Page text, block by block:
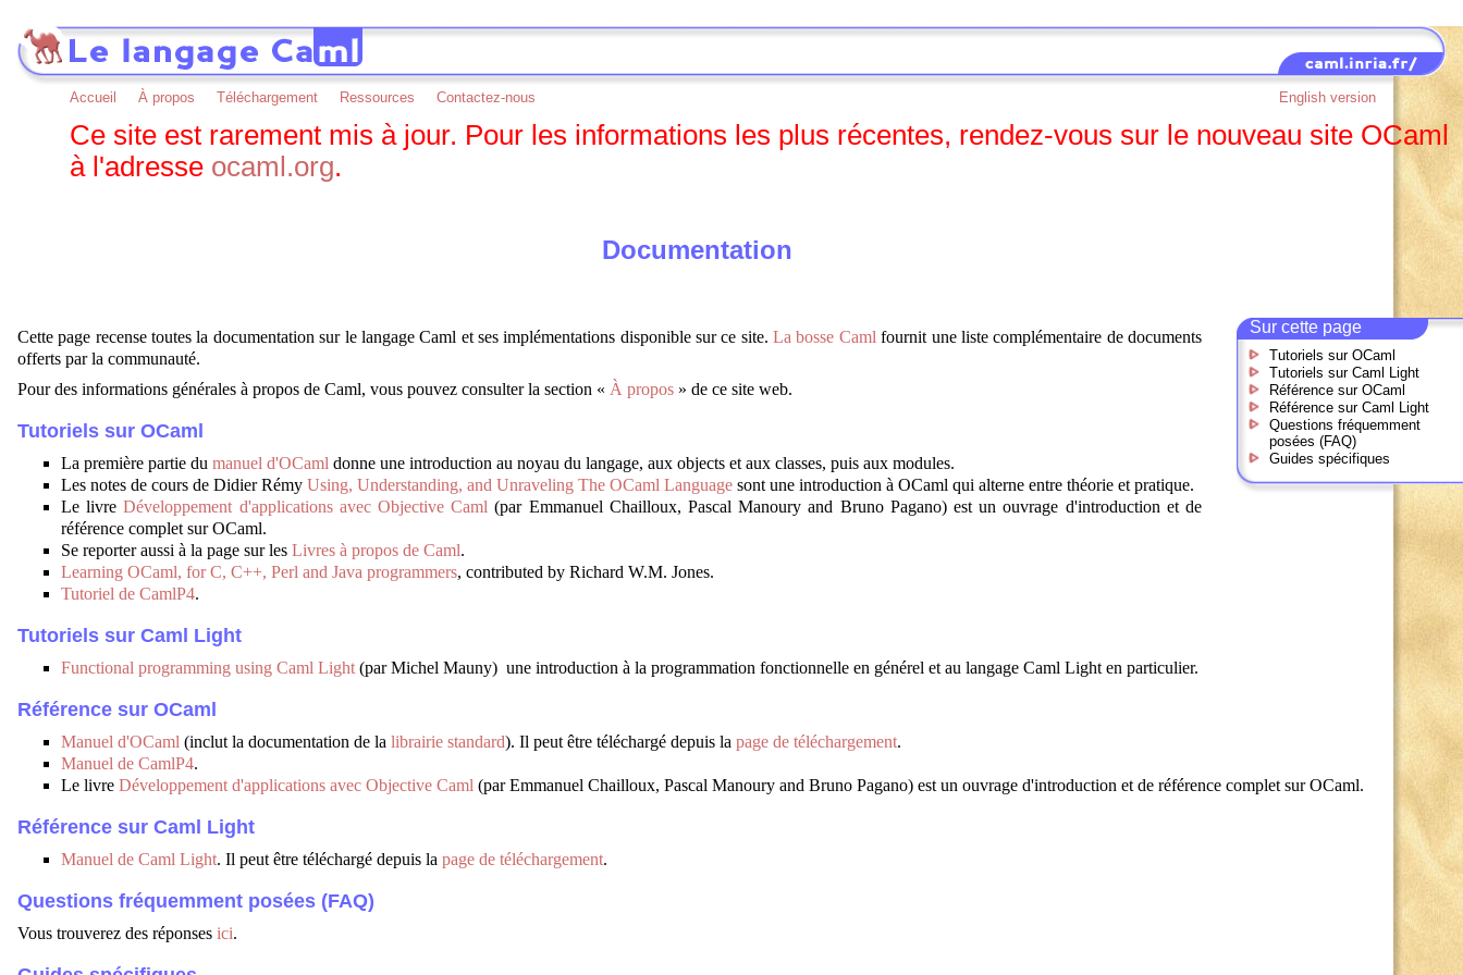
English version
Accueil À propos Téléchargement Ressources Contactez-nous
Ce site est rarement mis à jour. Pour les informations les plus récentes, rendez-vous sur le nouveau site OCaml
à l'adresse ocaml.org.
Documentation
Sur cette page
Tutoriels sur OCaml
Tutoriels sur Caml Light
Référence sur OCaml
Référence sur Caml Light
Questions fréquemment
posées (FAQ)
Guides spécifiques
Cette page recense toutes la documentation sur le langage Caml et ses implémentations disponible sur ce site.La bosse Caml fournit une liste complémentaire de documents
offerts par la communauté.
Pour des informations générales à propos de Caml, vous pouvez consulter la section « À propos » de ce site web.
Tutoriels sur OCaml
La première partie du manuel d'OCaml donne une introduction au noyau du langage, aux objects et aux classes, puis aux modules.
Les notes de cours de Didier Rémy Using, Understanding, and Unraveling The OCaml Language sont une introduction à OCaml qui alterne entre théorie et pratique.
Le livreDéveloppement d'applications avec Objective Caml (par Emmanuel Chailloux, Pascal Manoury and Bruno Pagano) est un ouvrage d'introduction et de
référence complet sur OCaml.
Se reporter aussi à la page sur les Livres à propos de Caml.
Learning OCaml, for C, C++, Perl and Java programmers, contributed by Richard W.M. Jones.
Tutoriel de CamlP4.
Tutoriels sur Caml Light
Functional programming using Caml Light (par Michel Mauny) une introduction à la programmation fonctionnelle en générel et au langage Caml Light en particulier.
Référence sur OCaml
Manuel d'OCaml (inclut la documentation de la librairie standard). Il peut être téléchargé depuis la page de téléchargement.
Manuel de CamlP4.
Le livre Développement d'applications avec Objective Caml (par Emmanuel Chailloux, Pascal Manoury and Bruno Pagano) est un ouvrage d'introduction et de référence complet sur OCaml.
Référence sur Caml Light
Manuel de Caml Light. Il peut être téléchargé depuis la page de téléchargement.
Questions fréquemment posées (FAQ)
Vous trouverez des réponses ici.